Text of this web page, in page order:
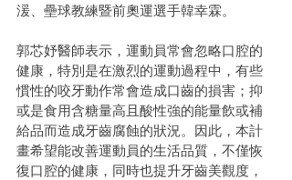
湲、壘球教練暨前奧運選手韓幸霖。
郭芯妤醫師表示，運動員常會忽略口腔的
健康，特別是在激烈的運動過程中，有些
慣性的咬牙動作常會造成口齒的損害；抑
或是食用含糖量高且酸性強的能量飲或補
給品而造成牙齒腐蝕的狀況。因此，本計
畫希望能改善運動員的生活品質，不僅恢
復口腔的健康，同時也提升牙齒美觀度，